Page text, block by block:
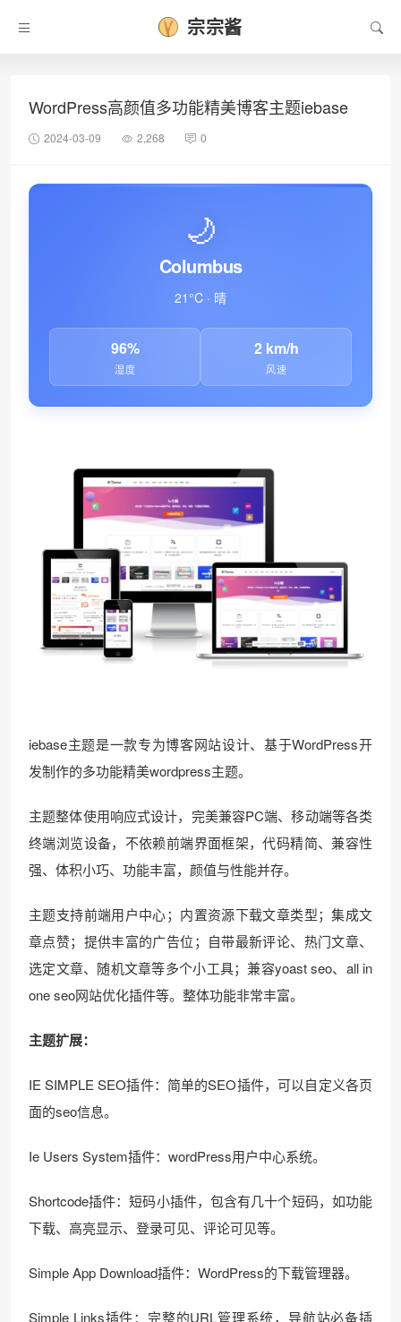
❆
宗宗酱
WordPress高颜值多功能精美博客主题iebase
2024-03-09 2,268 0
🌙
Columbus
21°C · 晴
96%
湿度
2 km/h
风速
iebase主题是一款专为博客网站设计、基于WordPress开
发制作的多功能精美wordpress主题。
主题整体使用响应式设计，完美兼容PC端、移动端等各类
终端浏览设备，不依赖前端界面框架，代码精简、兼容性
强、体积小巧、功能丰富，颜值与性能并存。
主题支持前端用户中心；内置资源下载文章类型；集成文
章点赞；提供丰富的广告位；自带最新评论、热门文章、
选定文章、随机文章等多个小工具；兼容yoast seo、all in
one seo网站优化插件等。整体功能非常丰富。
主题扩展：
IE SIMPLE SEO插件：简单的SEO插件，可以自定义各页
面的seo信息。
Ie Users System插件：wordPress用户中心系统。
Shortcode插件：短码小插件，包含有几十个短码，如功能
下载、高亮显示、登录可见、评论可见等。
Simple App Download插件：WordPress的下载管理器。
Simple Links插件：完整的URL管理系统，导航站必备插